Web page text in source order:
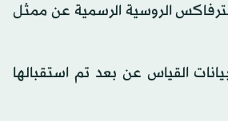
الروسية الرسمية عن ممثل
القياس عن بعد تم استقبالها